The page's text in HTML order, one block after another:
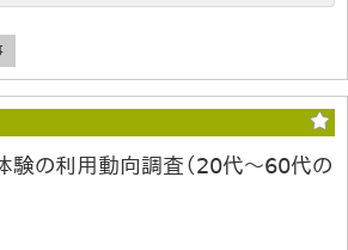
験の利用動向調査（20代～60代の